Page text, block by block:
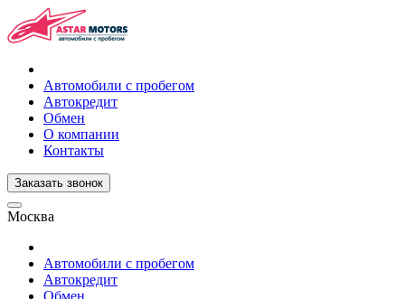
Автомобили с пробегом
Автокредит
Обмен
О компании
Контакты
Заказать звонок
Москва
Автомобили с пробегом
Автокредит
Обмен